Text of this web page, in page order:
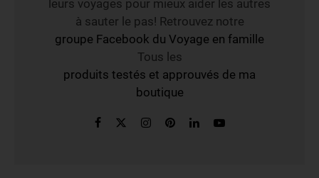
leurs voyages pour mieux aider les autres
à sauter le pas! Retrouvez notre
groupe Facebook du Voyage en famille
Tous les
produits testés et approuvés de ma
boutique